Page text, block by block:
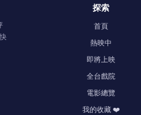
探索
首頁
熱映中
即將上映
全台戲院
電影總覽
我的收藏 ❤️